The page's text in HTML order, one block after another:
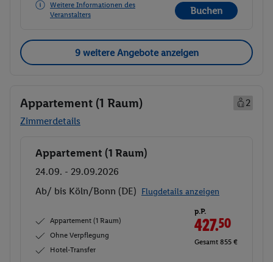
Weitere Informationen des
Veranstalters
Buchen
9 weitere Angebote anzeigen
Appartement (1 Raum)
2
Zimmerdetails
Buchen
Appartement (1 Raum)
24.09. - 29.09.2026
Ab/ bis Köln/Bonn (DE) Flugdetails anzeigen
Appartement (1 Raum)
Ohne Verpflegung
Hotel-Transfer
p.P.
427.50
Gesamt 855 €